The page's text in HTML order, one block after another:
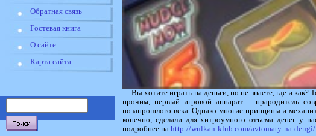
Обратная связь
Гостевая книга
О сайте
Карта сайта
Вы хотите играть на деньги, но не знаете, где и
прочим, первый игровой аппарат – прародитель
позапрошлого века. Однако многие принципы и
конечно, сделали для хитроумного отъема денег у
подробнее на http://wulkan-klub.com/avtomaty-na-dengi/